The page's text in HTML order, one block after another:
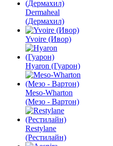
Dermaheal
(Дермахил)
Yvoire (Ивор)
Hyaron (Гуарон)
Meso-Wharton
(Мезо - Вартон)
Restylane
(Рестилайн)